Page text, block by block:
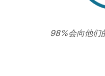
98%会向他们